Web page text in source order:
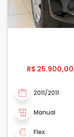
R$ 25.900,00
2011/2011
Manual
Flex